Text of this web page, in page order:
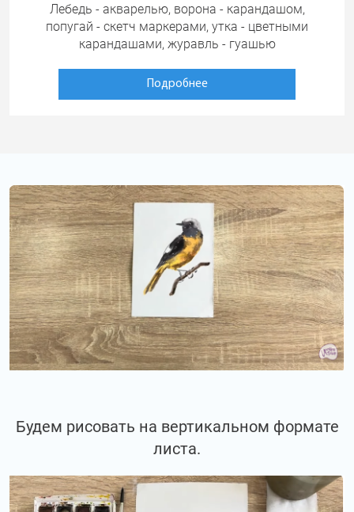
Лебедь - акварелью, ворона - карандашом,
попугай - скетч маркерами, утка - цветными
карандашами, журавль - гуашью
Подробнее
Будем рисовать на вертикальном формате
листа.